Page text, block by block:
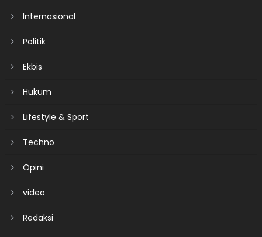
Internasional
Politik
Ekbis
Hukum
Lifestyle & Sport
Techno
Opini
video
Redaksi